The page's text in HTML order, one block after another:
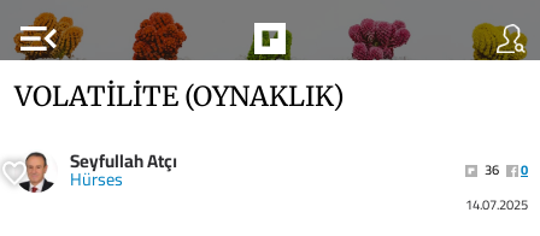
menu_open
VOLATİLİTE (OYNAKLIK)
Seyfullah Atçı
Hürses 36
0
14.07.2025